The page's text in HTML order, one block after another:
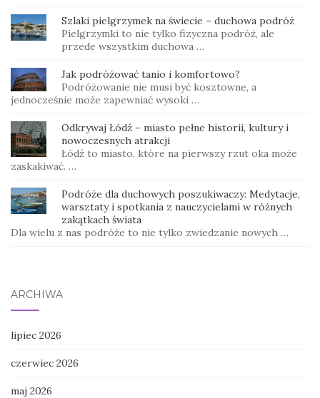
Szlaki pielgrzymek na świecie – duchowa podróż
Pielgrzymki to nie tylko fizyczna podróż, ale
przede wszystkim duchowa …
Jak podróżować tanio i komfortowo?
Podróżowanie nie musi być kosztowne, a
jednocześnie może zapewniać wysoki …
Odkrywaj Łódź – miasto pełne historii, kultury i
nowoczesnych atrakcji
Łódź to miasto, które na pierwszy rzut oka może
zaskakiwać. …
Podróże dla duchowych poszukiwaczy: Medytacje,
warsztaty i spotkania z nauczycielami w różnych
zakątkach świata
Dla wielu z nas podróże to nie tylko zwiedzanie nowych …
ARCHIWA
lipiec 2026
czerwiec 2026
maj 2026